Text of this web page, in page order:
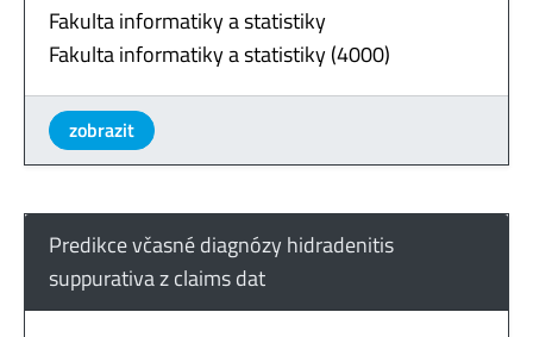
Fakulta informatiky a statistiky
Fakulta informatiky a statistiky (4000)
zobrazit
Predikce včasné diagnózy hidradenitis
suppurativa z claims dat